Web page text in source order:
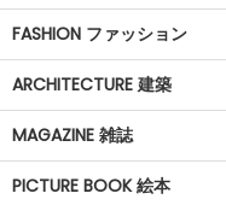
FASHION ファッション
ARCHITECTURE 建築
MAGAZINE 雑誌
PICTURE BOOK 絵本